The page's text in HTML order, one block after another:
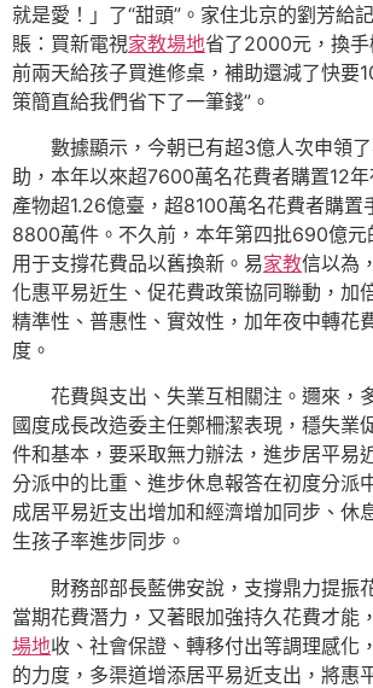
就是愛！」了“甜頭”。家住北京的劉芳給
賬：買新電視家教場地省了2000元，換手
前兩天給孩子買進修桌，補助還減了快要
策簡直給我們省下了一筆錢”。
數據顯示，今朝已有超3億人次申領
助，本年以來超7600萬名花費者購置12
產物超1.26億臺，超8100萬名花費者購置
8800萬件。不久前，本年第四批690億元
用于支撐花費品以舊換新。易家教信以為
化惠平易近生、促花費政策協同聯動，加
精準性、普惠性、實效性，加年夜中轉花
度。
花費與支出、失業互相關注。邇來，
國度成長改造委主任鄭柵潔表現，穩失業
件和基本，要采取無力辦法，進步居平易
分派中的比重、進步休息報答在初度分派
成居平易近支出增加和經濟增加同步、休
生孩子率進步同步。
財務部部長藍佛安說，支撐鼎力提振
當期花費潛力，又著眼加強持久花費才能
場地收、社會保證、轉移付出等調理感化
的力度，多渠道增添居平易近支出，將惠